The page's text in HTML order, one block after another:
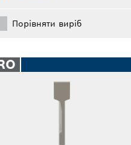
Порівняти виріб